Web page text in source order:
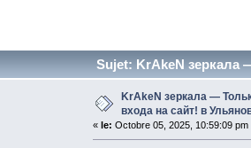
Sujet: KrAkeN зеркала
KrAkeN зеркала —
входа на сайт! в
« le: Octobre 05, 2025, 10:59:09 pm